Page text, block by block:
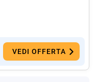
VEDI OFFERTA